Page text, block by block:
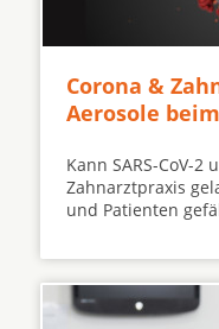
Corona &
Aerosole
Kann SARS-CoV-
Zahnarztpraxis
und Patienten